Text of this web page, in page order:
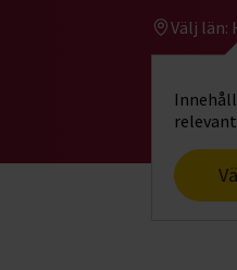
Välj län:
Gå till
Start